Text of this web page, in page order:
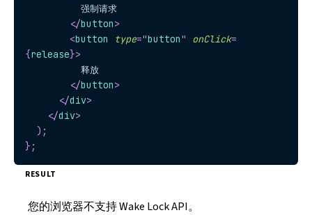
          强制请求
</button>
<button type="button" onClick=
{release}>
          释放
</button>
</div>
</div>
) ;
} ;
RESULT
您的浏览器不支持 Wake Lock API。